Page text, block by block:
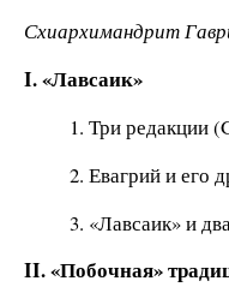
Схиархимандрит
I. «Лавсаик»
1. Три
2. Евагрий и его
3. «Лавсаик» и
II. «Побочная»